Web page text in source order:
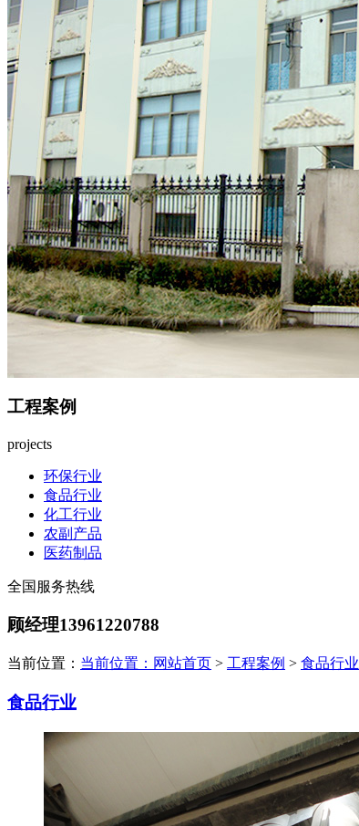
工程案例
projects
环保行业
食品行业
化工行业
农副产品
医药制品
全国服务热线
顾经理13961220788
当前位置： 当前位置： 网站首页 > 工程案例 > 食品行业
食品行业